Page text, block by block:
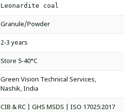
Leonardite coal
Granule/Powder
2-3 years
Store 5-40°C
Green Vision Technical Services,
Nashik, India
CIB & RC | GHS MSDS | ISO 17025:2017